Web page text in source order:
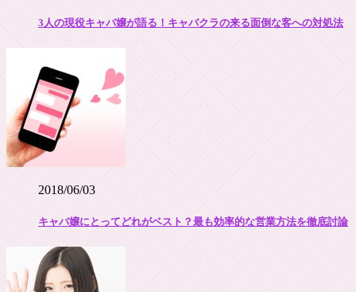
3人の現役キャバ嬢が語る！キャバクラの来る面倒な客への対処法
2018/06/03
キャバ嬢にとってどれがベスト？最も効率的な営業方法を徹底討論